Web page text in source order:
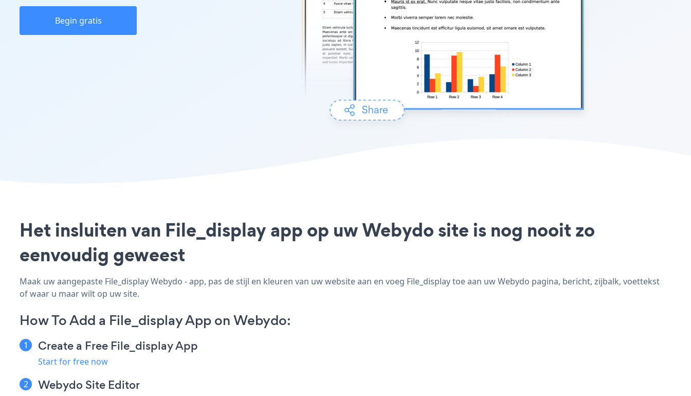
Begin gratis
Het insluiten van File_display app op uw Webydo site is nog nooit zo
eenvoudig geweest
Maak uw aangepaste File_display Webydo - app, pas de stijl en kleuren van uw website aan en voeg File_display toe aan uw Webydo pagina, bericht, zijbalk, voettekst
of waar u maar wilt op uw site.
How To Add a File_display App on Webydo:
Create a Free File_display App
Start for free now
Webydo Site Editor